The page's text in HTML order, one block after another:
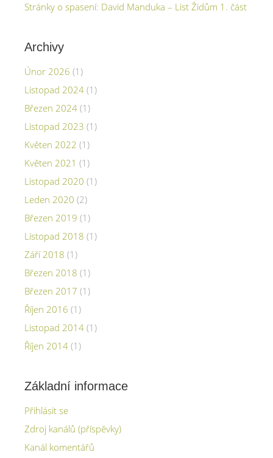
Stránky o spasení: David Manduka – List Židům 1. část
Archivy
Únor 2026 (1)
Listopad 2024 (1)
Březen 2024 (1)
Listopad 2023 (1)
Květen 2022 (1)
Květen 2021 (1)
Listopad 2020 (1)
Leden 2020 (2)
Březen 2019 (1)
Listopad 2018 (1)
Září 2018 (1)
Březen 2018 (1)
Březen 2017 (1)
Říjen 2016 (1)
Listopad 2014 (1)
Říjen 2014 (1)
Základní informace
Přihlásit se
Zdroj kanálů (příspěvky)
Kanál komentářů